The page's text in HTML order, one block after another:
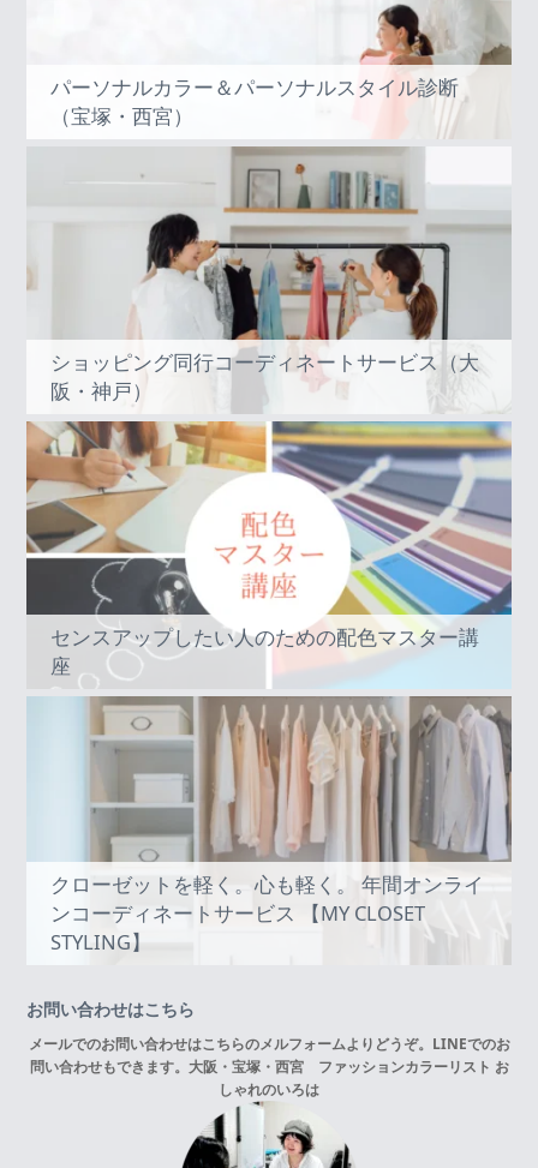
パーソナルカラー＆パーソナルスタイル診断
（宝塚・西宮）
ショッピング同行コーディネートサービス（大
阪・神戸）
センスアップしたい人のための配色マスター講
座
クローゼットを軽く。心も軽く。 年間オンライ
ンコーディネートサービス 【MY CLOSET
STYLING】
お問い合わせはこちら
メールでのお問い合わせはこちらのメルフォームよりどうぞ。LINEでのお
問い合わせもできます。 大阪・宝塚・西宮 ファッションカラーリスト お
しゃれのいろは